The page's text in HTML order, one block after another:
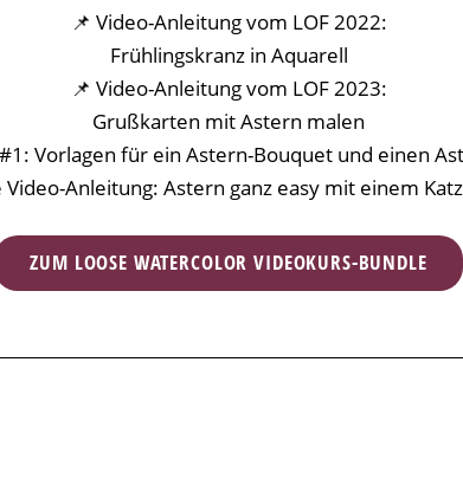
📌 Video-Anleitung vom LOF 2022:
Frühlingskranz in Aquarell
📌 Video-Anleitung vom LOF 2023:
Grußkarten mit Astern malen
Vorlagen für ein Astern-Bouquet und einen
Anleitung: Astern ganz easy mit einem
ZUM LOOSE WATERCOLOR VIDEOKURS-BUNDLE